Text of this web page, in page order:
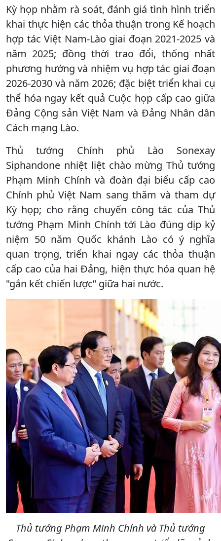
Kỳ họp nhằm rà soát, đánh giá tình hình triển
khai thực hiện các thỏa thuận trong Kế hoạch
hợp tác Việt Nam-Lào giai đoạn 2021-2025 và
năm 2025; đồng thời trao đổi, thống nhất
phương hướng và nhiệm vụ hợp tác giai đoạn
2026-2030 và năm 2026; đặc biệt triển khai cụ
thể hóa ngay kết quả Cuộc họp cấp cao giữa
Đảng Cộng sản Việt Nam và Đảng Nhân dân
Cách mạng Lào.
Thủ tướng Chính phủ Lào Sonexay
Siphandone nhiệt liệt chào mừng Thủ tướng
Phạm Minh Chính và đoàn đại biểu cấp cao
Chính phủ Việt Nam sang thăm và tham dự
Kỳ họp; cho rằng chuyến công tác của Thủ
tướng Phạm Minh Chính tới Lào đúng dịp kỷ
niệm 50 năm Quốc khánh Lào có ý nghĩa
quan trọng, triển khai ngay các thỏa thuận
cấp cao của hai Đảng, hiện thực hóa quan hệ
"gắn kết chiến lược” giữa hai nước.
Thủ tướng Phạm Minh Chính và Thủ tướng